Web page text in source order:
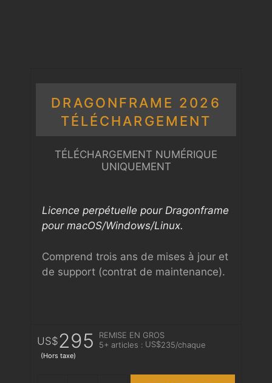
DRAGONFRAME 2026
TÉLÉCHARGEMENT
TÉLÉCHARGEMENT NUMÉRIQUE
UNIQUEMENT
Licence perpétuelle pour Dragonframe
pour macOS/Windows/Linux.
Comprend trois ans de mises à jour et
de support (contrat de maintenance).
US$295
REMISE EN GROS
5+ articles : US$235/chaque
(Hors taxe)